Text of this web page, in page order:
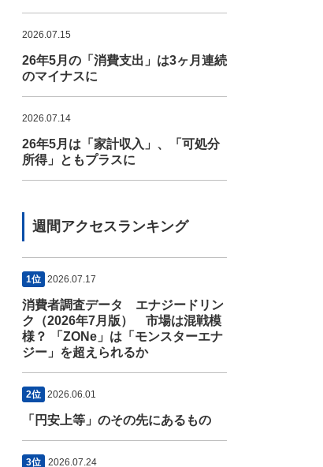
2026.07.15
26年5月の「消費支出」は3ヶ月連続
のマイナスに
2026.07.14
26年5月は「家計収入」、「可処分
所得」ともプラスに
週間アクセスランキング
1位 2026.07.17
消費者調査データ エナジードリン
ク（2026年7月版） 市場は混戦模
様？ 「ZONe」は「モンスターエナ
ジー」を超えられるか
2位 2026.06.01
「円安上等」のその先にあるもの
3位 2026.07.24